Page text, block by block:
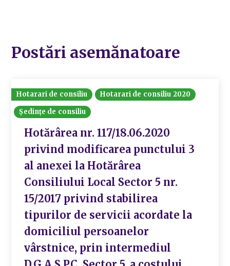
Postări asemănatoare
Hotarari de consiliu
Hotarari de consiliu 2020
Ședințe de consiliu
Hotărârea nr. 117/18.06.2020
privind modificarea punctului 3
al anexei la Hotărârea
Consiliului Local Sector 5 nr.
15/2017 privind stabilirea
tipurilor de servicii acordate la
domiciliul persoanelor
vârstnice, prin intermediul